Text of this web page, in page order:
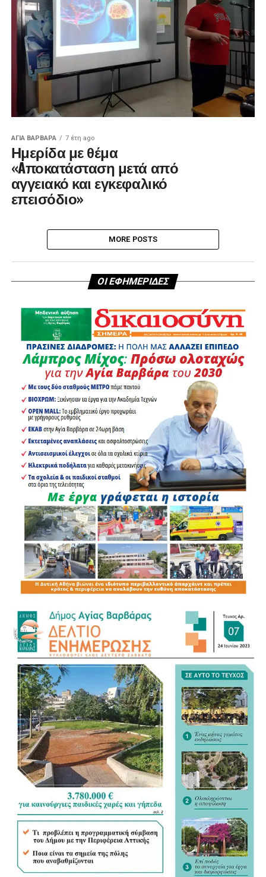
ΑΓΙΑ ΒΑΡΒΑΡΑ 7 έτη ago
Ημερίδα με θέμα
«Aποκατάσταση μετά από
αγγειακό και εγκεφαλικό
επεισόδιο»
MORE POSTS
ΟΙ ΕΦΗΜΕΡΙΔΕΣ